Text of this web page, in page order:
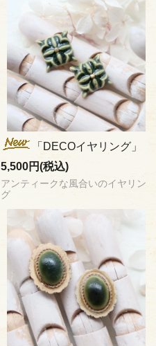
「DECOイヤリング」
5,500円(税込)
アンティークな風合いのイヤリン
グ